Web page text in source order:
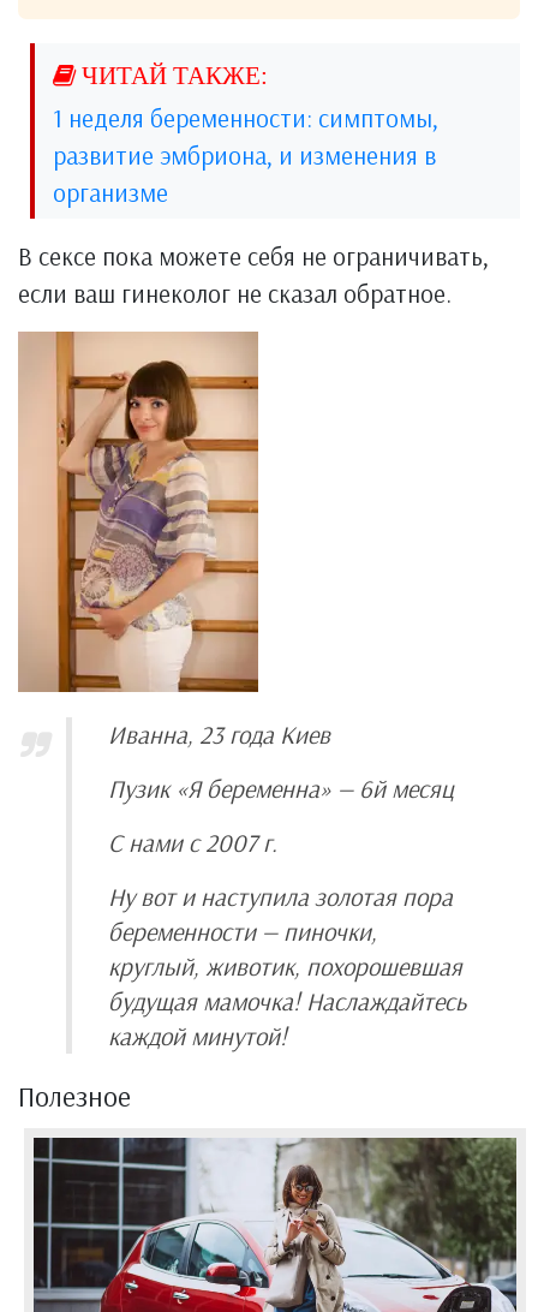
1 неделя беременности: симптомы,
развитие эмбриона, и изменения в
организме
В сексе пока можете себя не ограничивать,
если ваш гинеколог не сказал обратное.
Иванна, 23 года Киев
Пузик «Я беременна» — 6й месяц
С нами c 2007 г.
Ну вот и наступила золотая пора
беременности — пиночки,
круглый, животик, похорошевшая
будущая мамочка! Наслаждайтесь
каждой минутой!
Полезное